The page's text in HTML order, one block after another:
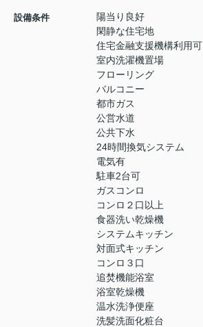
設備条件
陽当り良好
閑静な住宅地
住宅金融支援機構利用可
室内洗濯機置場
フローリング
バルコニー
都市ガス
公営水道
公共下水
24時間換気システム
電気有
駐車2台可
ガスコンロ
コンロ２口以上
食器洗い乾燥機
システムキッチン
対面式キッチン
コンロ３口
追焚機能浴室
浴室乾燥機
温水洗浄便座
洗髪洗面化粧台